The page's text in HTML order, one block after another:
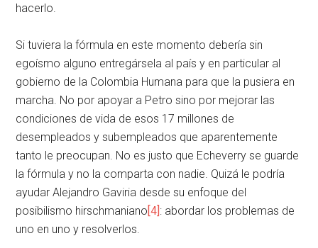
hacerlo.
Si tuviera la fórmula en este momento debería sin
egoísmo alguno entregársela al país y en particular al
gobierno de la Colombia Humana para que la pusiera en
marcha. No por apoyar a Petro sino por mejorar las
condiciones de vida de esos 17 millones de
desempleados y subempleados que aparentemente
tanto le preocupan. No es justo que Echeverry se guarde
la fórmula y no la comparta con nadie. Quizá le podría
ayudar Alejandro Gaviria desde su enfoque del
posibilismo hirschmaniano[4]: abordar los problemas de
uno en uno y resolverlos.